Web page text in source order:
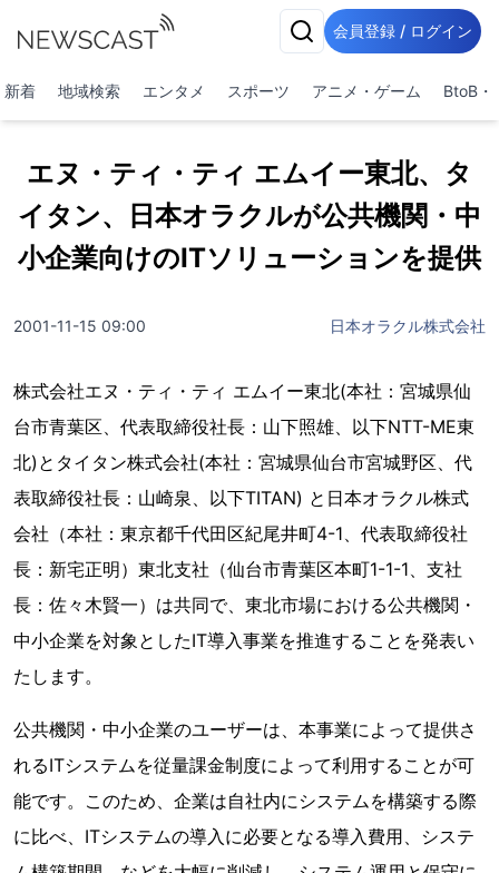
会員登録 / ログイン
新着 地域検索 エンタメ スポーツ アニメ・ゲーム BtoB・
エヌ・ティ・ティ エムイー東北、タ
イタン、日本オラクルが公共機関・中
小企業向けのITソリューションを提供
2001-11-15 09:00 日本オラクル株式会社
株式会社エヌ・ティ・ティ エムイー東北(本社：宮城県仙
台市青葉区、代表取締役社長：山下照雄、以下NTT-ME東
北)とタイタン株式会社(本社：宮城県仙台市宮城野区、代
表取締役社長：山崎泉、以下TITAN) と日本オラクル株式
会社（本社：東京都千代田区紀尾井町4-1、代表取締役社
長：新宅正明）東北支社（仙台市青葉区本町1-1-1、支社
長：佐々木賢一）は共同で、東北市場における公共機関・
中小企業を対象としたIT導入事業を推進することを発表い
たします。
公共機関・中小企業のユーザーは、本事業によって提供さ
れるITシステムを従量課金制度によって利用することが可
能です。このため、企業は自社内にシステムを構築する際
に比べ、ITシステムの導入に必要となる導入費用、システ